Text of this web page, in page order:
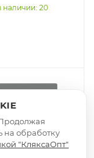
(в пакете
наличии: 20
на обработку
"КляксаОпт"